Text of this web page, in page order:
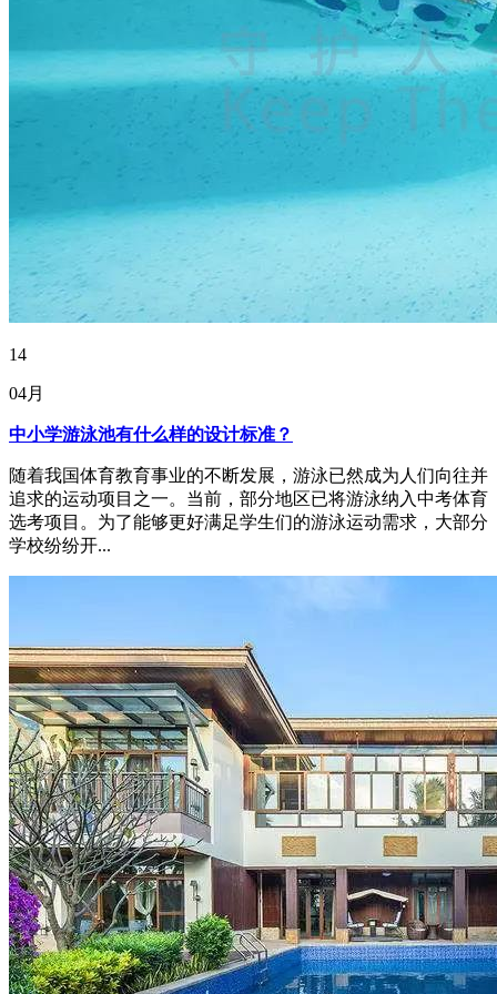
14
04月
中小学游泳池有什么样的设计标准？
随着我国体育教育事业的不断发展，游泳已然成为人们向往并
追求的运动项目之一。当前，部分地区已将游泳纳入中考体育
选考项目。为了能够更好满足学生们的游泳运动需求，大部分
学校纷纷开...